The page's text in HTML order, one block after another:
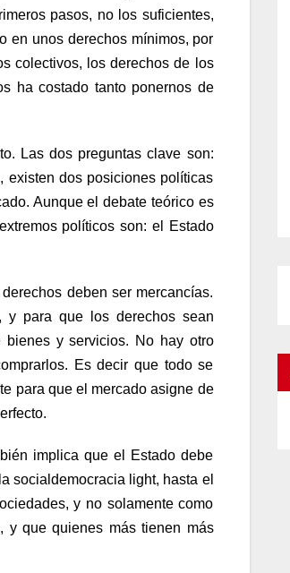
pasos, no los suficientes,
en unos derechos mínimos, por
colectivos, los derechos de los
ha costado tanto ponernos de
Las dos preguntas clave son:
existen dos posiciones políticas
Aunque el debate teórico es
políticos son: el Estado
deben ser mercancías.
y para que los derechos sean
bienes y servicios. No hay otro
Es decir que todo se
para que el mercado asigne de
implica que el Estado debe
socialdemocracia light, hasta el
y no solamente como
y que quienes más tienen más